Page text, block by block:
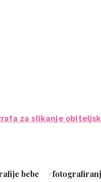
za slikanje
bebe #